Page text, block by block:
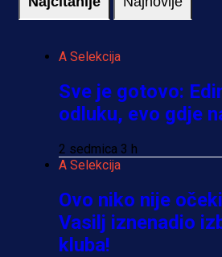
A Selekcija
Sve je gotovo:
odluku, evo gdje
2 sedmica 3 h
A Selekcija
Ovo niko nije
Vasilj iznenadio
kluba!